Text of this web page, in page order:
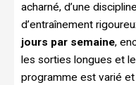
acharné, d’une
d’entraînement
jours par semaine,
les sorties longues et
programme est varié